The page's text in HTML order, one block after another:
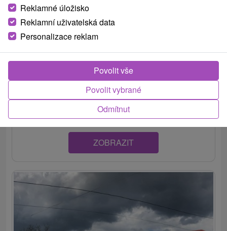
Chata pod Rožkom Uličské Krivé
Útulná chata v obci Uličské Krivé ponúka ubytovanie v
komfortne zariadených izbách. Hostia...
ZOBRAZIT
Reklamné úložisko
Reklamní uživatelská data
Personalizace reklam
Odmítnut
Povolit vybrané
Povolit vše